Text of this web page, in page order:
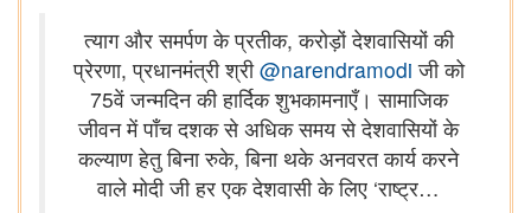
त्याग और समर्पण के प्रतीक, करोड़ों देशवासियों की
प्रेरणा, प्रधानमंत्री श्री@narendramodi जी को
75वें जन्मदिन की हार्दिक शुभकामनाएँ। सामाजिक
जीवन में पाँच दशक से अधिक समय से देशवासियों के
कल्याण हेतु बिना रुके, बिना थके अनवरत कार्य करने
वाले मोदी जी हर एक देशवासी के लिए ‘राष्ट्र…